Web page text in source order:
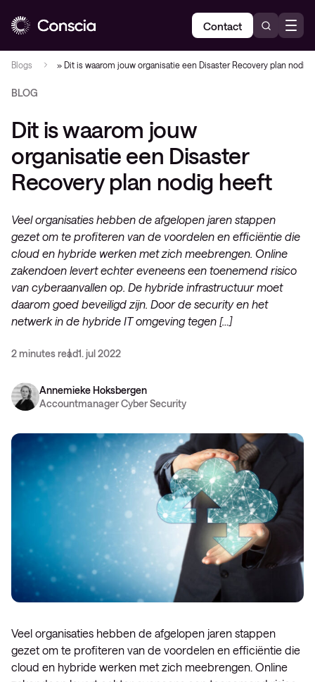
Contact
Blogs » Dit is waarom jouw organisatie een Disaster Recovery plan nodig
BLOG
Dit is waarom jouw
organisatie een Disaster
Recovery plan nodig heeft
Veel organisaties hebben de afgelopen jaren stappen
gezet om te profiteren van de voordelen en efficiëntie die
cloud en hybride werken met zich meebrengen. Online
zakendoen levert echter eveneens een toenemend risico
van cyberaanvallen op. De hybride infrastructuur moet
daarom goed beveiligd zijn. Door de security en het
netwerk in de hybride IT omgeving tegen […]
2 minutes read1. jul 2022
Annemieke Hoksbergen
Accountmanager Cyber Security
Veel organisaties hebben de afgelopen jaren stappen
gezet om te profiteren van de voordelen en efficiëntie die
cloud en hybride werken met zich meebrengen. Online